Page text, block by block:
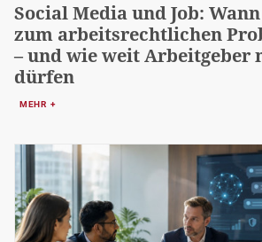
Social Media und Job:
zum arbeitsrechtlichen
– und wie weit Arbeitgeber
dürfen
MEHR +